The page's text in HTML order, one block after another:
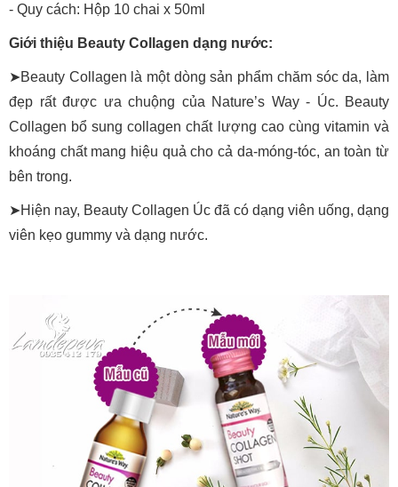
- Quy cách: Hộp 10 chai x 50ml
Giới thiệu Beauty Collagen dạng nước:
➤Beauty Collagen là một dòng sản phẩm chăm sóc da, làm
đẹp rất được ưa chuộng của Nature’s Way - Úc. Beauty
Collagen bổ sung collagen chất lượng cao cùng vitamin và
khoáng chất mang hiệu quả cho cả da-móng-tóc, an toàn từ
bên trong.
➤Hiện nay, Beauty Collagen Úc đã có dạng viên uống, dạng
viên kẹo gummy và dạng nước.